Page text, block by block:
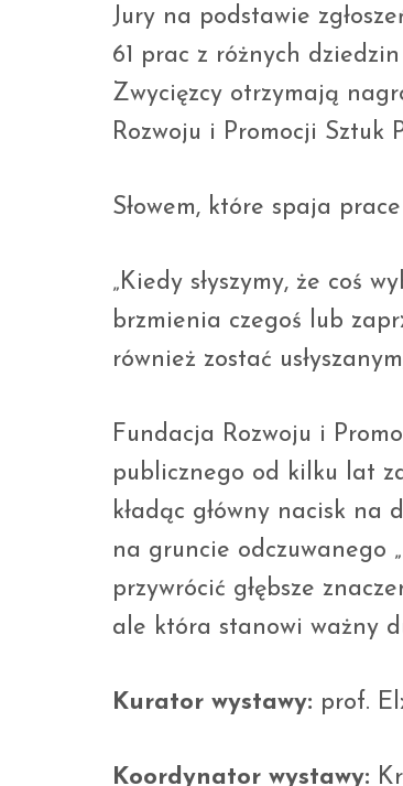
Jury na podstawie
61 prac z różnych
Zwycięzcy otrzymają
Rozwoju i Promocji Sztuk
Słowem, które spaja
„Kiedy słyszymy, że coś
brzmienia czegoś lub
również zostać
Fundacja Rozwoju i
publicznego od kilku lat
kładąc główny nacisk na
na gruncie odczuwanego
przywrócić głębsze
ale która stanowi ważny
Kurator wystawy: prof.
Koordynator wystawy: